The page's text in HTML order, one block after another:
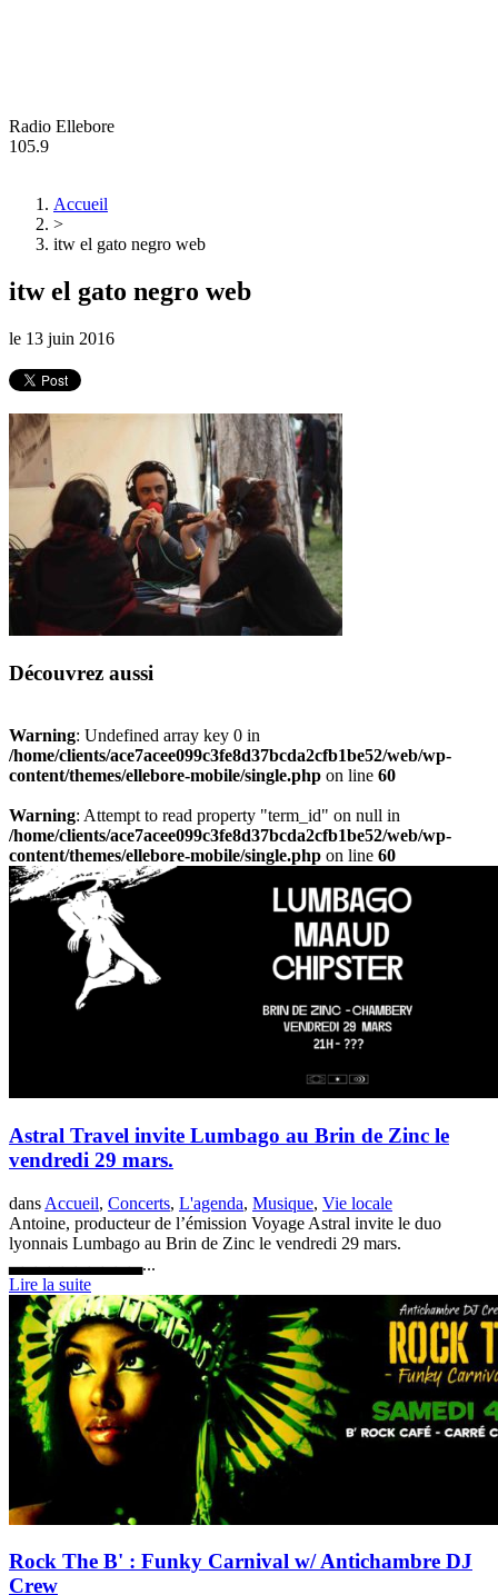
Radio Ellebore
105.9
Accueil
>
itw el gato negro web
itw el gato negro web
le 13 juin 2016
Découvrez aussi
Warning: Undefined array key 0 in
/home/clients/ace7acee099c3fe8d37bcda2cfb1be52/web/wp-
content/themes/ellebore-mobile/single.php on line 60
Warning: Attempt to read property "term_id" on null in
/home/clients/ace7acee099c3fe8d37bcda2cfb1be52/web/wp-
content/themes/ellebore-mobile/single.php on line 60
Astral Travel invite Lumbago au Brin de Zinc le
vendredi 29 mars.
dans Accueil, Concerts, L'agenda, Musique, Vie locale
Antoine, producteur de l’émission Voyage Astral invite le duo
lyonnais Lumbago au Brin de Zinc le vendredi 29 mars.
▃▃▃▃▃▃▃▃▃▃...
Lire la suite
Rock The B' : Funky Carnival w/ Antichambre DJ
Crew